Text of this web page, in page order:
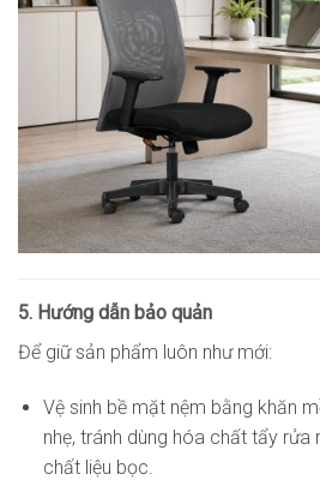
5. Hướng dẫn bảo quản
Để giữ sản phẩm luôn như mới:
Vệ sinh bề mặt nệm bằng khăn
nhẹ, tránh dùng hóa chất tẩy rửa
chất liệu bọc.